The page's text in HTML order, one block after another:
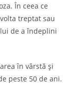
În ceea ce
treptat sau
de a îndeplini
în vârstă și
peste 50 de ani.